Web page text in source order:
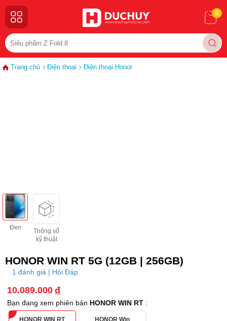
0
Trang chủ Điện thoại Điện thoại Honor
Đen
Thông số
kỹ thuật
HONOR WIN RT 5G (12GB | 256GB)
1 đánh giá | Hỏi Đáp
10.089.000 đ
Bạn đang xem phiên bản HONOR WIN RT :
HONOR WIN RT
HONOR Win